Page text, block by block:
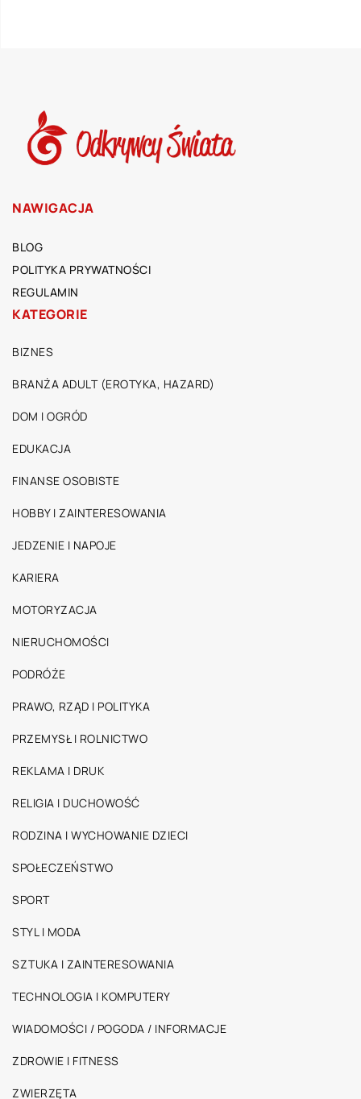
NAWIGACJA
BLOG
POLITYKA PRYWATNOŚCI
REGULAMIN
KATEGORIE
BIZNES
BRANŻA ADULT (EROTYKA, HAZARD)
DOM I OGRÓD
EDUKACJA
FINANSE OSOBISTE
HOBBY I ZAINTERESOWANIA
JEDZENIE I NAPOJE
KARIERA
MOTORYZACJA
NIERUCHOMOŚCI
PODRÓŻE
PRAWO, RZĄD I POLITYKA
PRZEMYSŁ I ROLNICTWO
REKLAMA I DRUK
RELIGIA I DUCHOWOŚĆ
RODZINA I WYCHOWANIE DZIECI
SPOŁECZEŃSTWO
SPORT
STYL I MODA
SZTUKA I ZAINTERESOWANIA
TECHNOLOGIA I KOMPUTERY
WIADOMOŚCI / POGODA / INFORMACJE
ZDROWIE I FITNESS
ZWIERZĘTA